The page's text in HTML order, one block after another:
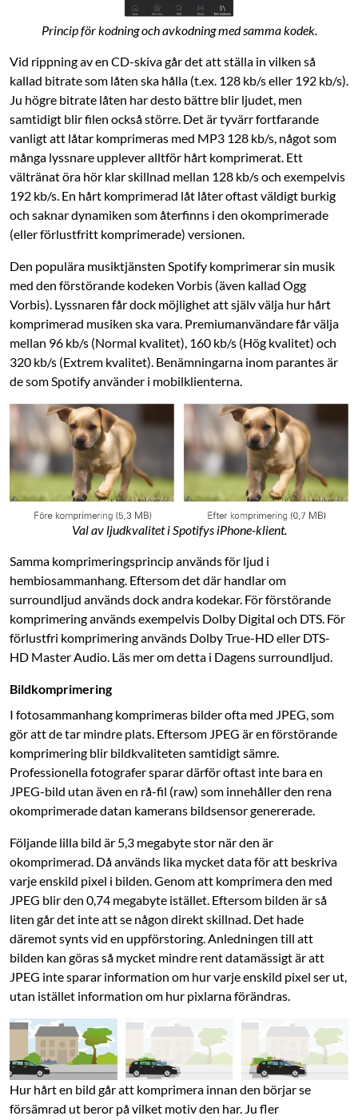
Princip för kodning och avkodning med samma kodek.
Vid rippning av en CD-skiva går det att ställa in vilken så
kallad bitrate som låten ska hålla (t.ex. 128 kb/s eller 192 kb/s).
Ju högre bitrate låten har desto bättre blir ljudet, men
samtidigt blir filen också större. Det är tyvärr fortfarande
vanligt att låtar kompri­meras med MP3 128 kb/s, något som
många lyssnare upplever alltför hårt kompri­merat. Ett
vältränat öra hör klar skillnad mellan 128 kb/s och exempelvis
192 kb/s. En hårt komprimerad låt låter oftast väldigt burkig
och saknar dynamiken som återfinns i den okomprimerade
(eller förlustfritt komprimerade) versionen.
Den populära musiktjänsten Spotify komprimerar sin musik
med den förstörande ­kodeken Vorbis (även kallad Ogg
Vorbis). Lyssnaren får dock möjlighet att själv välja hur hårt
komprimerad musiken ska vara. Premiumanvändare får välja
mellan 96 kb/s (Normal kvalitet), 160 kb/s (Hög kvalitet) och
320 kb/s (Extrem kvalitet). Benämn­ingarna inom parantes är
de som Spotify använder i mobilklienterna.
Val av ljudkvalitet i Spotifys iPhone-klient.
Samma komprimeringsprincip används för ljud i
hembiosammanhang. Eftersom det där handlar om
surroundljud används dock andra kodekar. För förstörande
komprimering används exempelvis Dolby Digital och DTS. För
förlustfri komprimering används Dolby True-HD eller DTS-
HD Master Audio. Läs mer om detta i Dagens surroundljud.
Bildkomprimering
I fotosammanhang komprimeras bilder ofta med JPEG, som
gör att de tar mindre plats. Eftersom JPEG är en förstörande
komprimering blir bildkvaliteten samtidigt sämre.
Professionella fotografer sparar därför oftast inte bara en
JPEG-bild utan även en rå-fil (raw) som innehåller den rena
okomprimerade datan kamerans bildsensor genererade.
Följande lilla bild är 5,3 megabyte stor när den är
okomprimerad. Då används lika mycket data för att beskriva
varje enskild pixel i bilden. Genom att komprimera den med
JPEG blir den 0,74 megabyte istället. Eftersom bilden är så
liten går det inte att se någon direkt skillnad. Det hade
däremot synts vid en uppförstoring. Anledningen till att
bilden kan göras så mycket mindre rent datamässigt är att
JPEG inte sparar information om hur varje enskild pixel ser ut,
utan istället information om hur pixlarna förändras.
Hur hårt en bild går att komprimera innan den börjar se
försämrad ut beror på vilket motiv den har. Ju fler